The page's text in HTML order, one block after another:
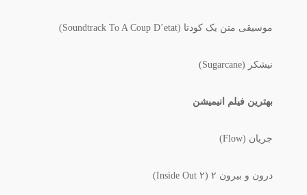
موسیقی متن یک کودتا (Soundtrack To A Coup D’etat)
نیشکر (Sugarcane)
بهترین فیلم انیمیشن
جریان (Flow)
درون و بیرون ۲ (Inside Out ۲)